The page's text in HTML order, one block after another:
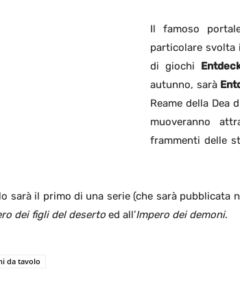
Il famoso
particolare svolta
di giochi
autunno, sarà
Reame della Dea
muoveranno
frammenti delle
sarà il primo di una serie (che sarà pubblicata
dei figli del deserto ed all’Impero dei demoni.
da tavolo